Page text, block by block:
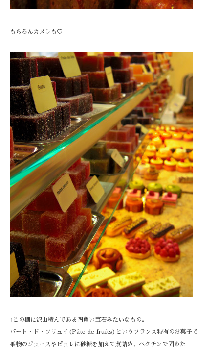
もちろんカヌレも♡
↑この棚に沢山積んである四角い宝石みたいなもの。
パート・ド・フリュイ(Pâte de fruits)というフランス特有のお菓子で
果物のジュースやピュレに砂糖を加えて煮詰め、ペクチンで固めた